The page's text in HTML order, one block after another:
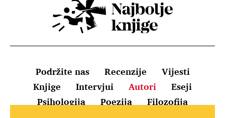
Podržite nas Recenzije
Vijesti
Knjige
Intervjui Autori
Eseji
Psihologija
Poezija Filozofija